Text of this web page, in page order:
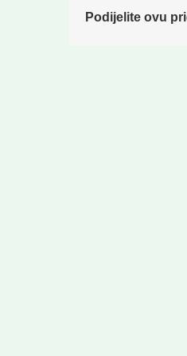
Podijelite ovu